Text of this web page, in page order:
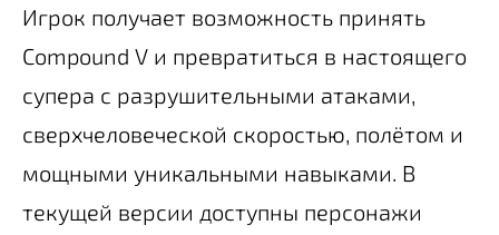
Игрок получает возможность принять
Compound V и превратиться в настоящего
супера с разрушительными атаками,
сверхчеловеческой скоростью, полётом и
мощными уникальными навыками. В
текущей версии доступны персонажи